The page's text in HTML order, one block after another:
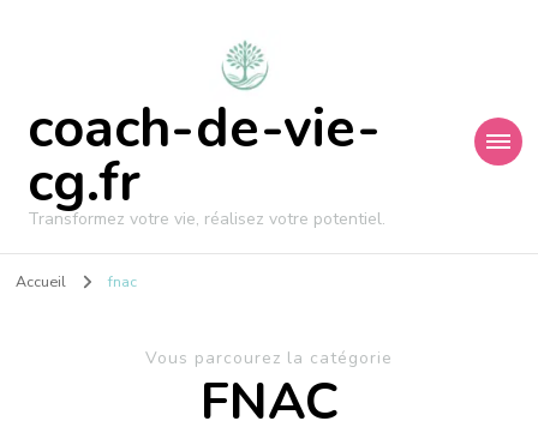
coach-de-vie-
cg.fr
Transformez votre vie, réalisez votre potentiel.
Accueil fnac
Vous parcourez la catégorie
FNAC